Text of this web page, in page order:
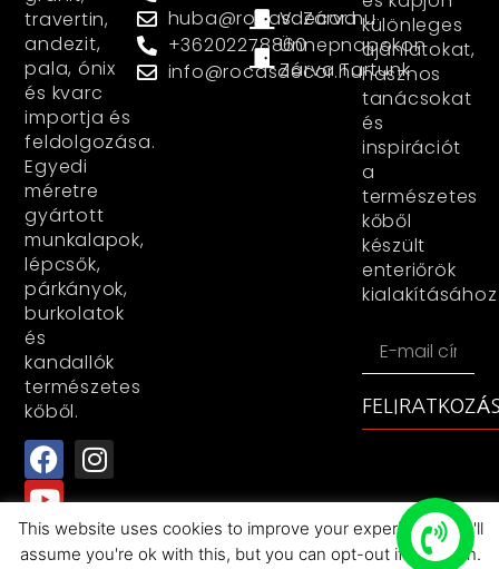
travertin,
andezit,
pala, ónix
és kvarc
importja és
feldolgozása.
Egyedi
méretre
gyártott
munkalapok,
lépcsők,
párkányok,
burkolatok
és
kandallók
természetes
kőből.
huba@rocasdecor.hu
+36202278860
info@rocasdecor.hu
V: Zárva
Ünnepnapokon
Zárva Tartunk
különleges
ajánlatokat,
hasznos
tanácsokat
és
inspirációt
a
természetes
kőből
készült
enteriőrök
kialakításához
This website uses cookies to improve your experience. We'll
assume you're ok with this, but you can opt-out if you wish.